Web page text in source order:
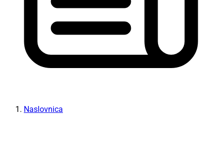
Naslovnica